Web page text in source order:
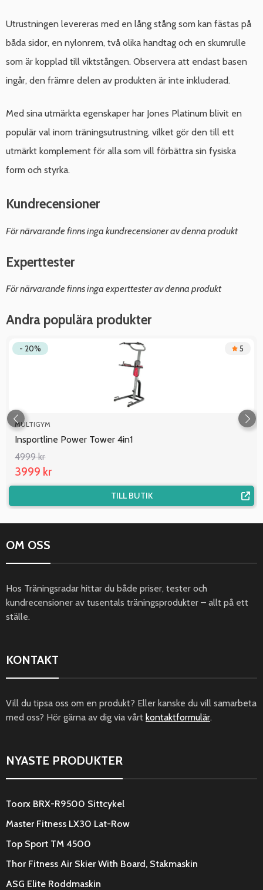
Utrustningen levereras med en lång stång som kan fästas på
båda sidor, en nylonrem, två olika handtag och en skumrulle
som är kopplad till viktstången. Observera att endast basen
ingår, den främre delen av produkten är inte inkluderad.
Med sina utmärkta egenskaper har Jones Platinum blivit en
populär val inom träningsutrustning, vilket gör den till ett
utmärkt komplement för alla som vill förbättra sin fysiska
form och styrka.
Kundrecensioner
För närvarande finns inga kundrecensioner av denna produkt
Experttester
För närvarande finns inga experttester av denna produkt
Andra populära produkter
- 20% 5
MULTIGYM
Insportline Power Tower 4in1
4999 kr
3999 kr
TILL BUTIK
OM OSS
Hos Träningsradar hittar du både priser, tester och
kundrecensioner av tusentals träningsprodukter – allt på ett
ställe.
KONTAKT
Vill du tipsa oss om en produkt? Eller kanske du vill samarbeta
med oss? Hör gärna av dig via vårt kontaktformulär.
NYASTE PRODUKTER
Toorx BRX-R9500 Sittcykel
Master Fitness LX30 Lat-Row
Top Sport TM 4500
Thor Fitness Air Skier With Board, Stakmaskin
ASG Elite Roddmaskin